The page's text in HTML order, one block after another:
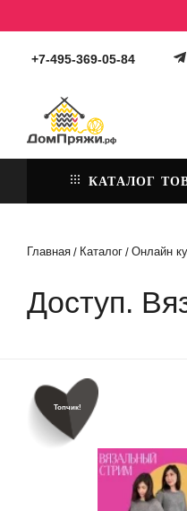
+7-495-369-05-84
КАТАЛОГ
Главная / Каталог / Онлайн
Доступ.
Топчик!